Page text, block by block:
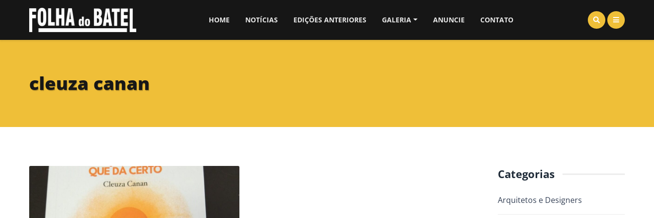
HOME NOTÍCIAS EDIÇÕES ANTERIORES GALERIA ANUNCIE CONTATO
cleuza canan
Categorias
Arquitetos e Designers